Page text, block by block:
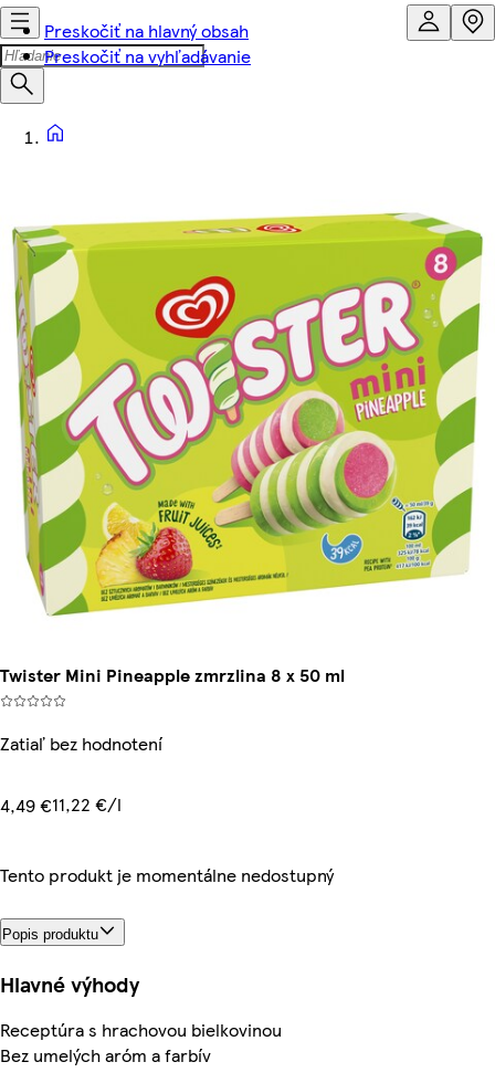
Preskočiť na hlavný obsah
Preskočiť na vyhľadávanie
Twister Mini Pineapple zmrzlina 8 x 50 ml
Zatiaľ bez hodnotení
4,49 €11,22 €/l
Tento produkt je momentálne nedostupný
Popis produktu
Hlavné výhody
Receptúra s hrachovou bielkovinou
Bez umelých aróm a farbív